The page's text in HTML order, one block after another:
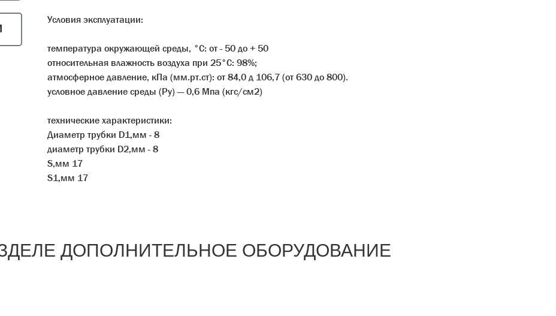
Условия эксплуатации:
температура окружающей среды, °С: от - 50 до + 50
относительная влажность воздуха при 25°С: 98%;
атмосферное давление, кПа (мм.рт.ст): от 84,0 д 106,7 (от 630 до 800).
условное давление среды (Ру) — 0,6 Мпа (кгс/см2)
технические характеристики:
Диаметр трубки D1,мм - 8
диаметр трубки D2,мм - 8
S,мм 17
S1,мм 17
ДОПОЛНИТЕЛЬНОЕ ОБОРУДОВАНИЕ